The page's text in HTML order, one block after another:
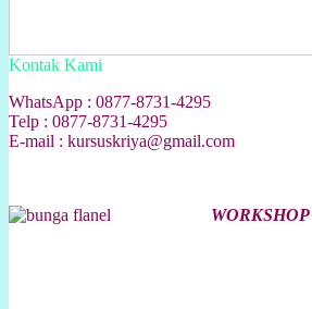
Kontak Kami
WhatsApp : 0877-8731-4295
Telp : 0877-8731-4295
E-mail : kursuskriya@gmail.com
WORKSHOP